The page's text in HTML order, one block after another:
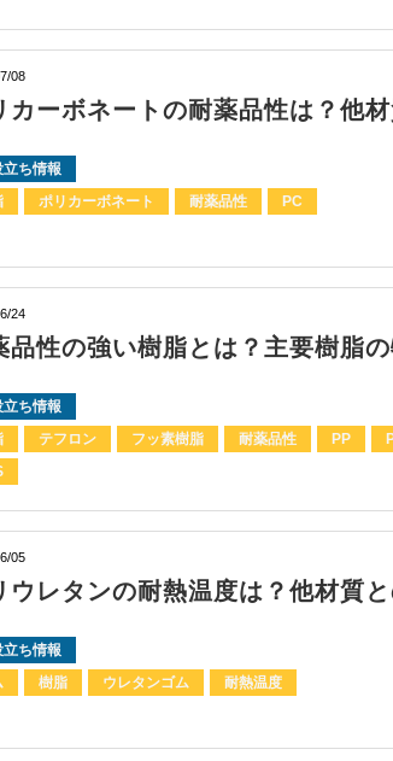
08
カーボネートの耐薬品性は？他
立ち情報
ポリカーボネート 耐薬品性 PC
24
品性の強い樹脂とは？主要樹脂
立ち情報
テフロン フッ素樹脂 耐薬品性 PP
05
ウレタンの耐熱温度は？他材質
立ち情報
樹脂 ウレタンゴム 耐熱温度